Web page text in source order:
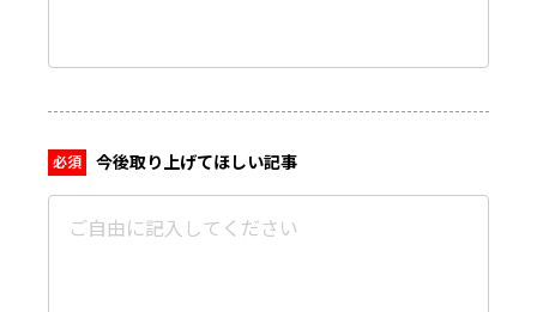
今後取り上げてほしい記事